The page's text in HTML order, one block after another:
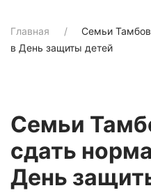
Главная
Семьи
в День защиты детей
Семьи
сдать
День